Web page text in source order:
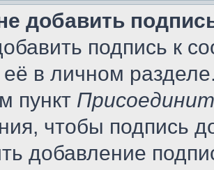
добавить
подпись к
её в личном
пункт
чтобы подпись
добавление